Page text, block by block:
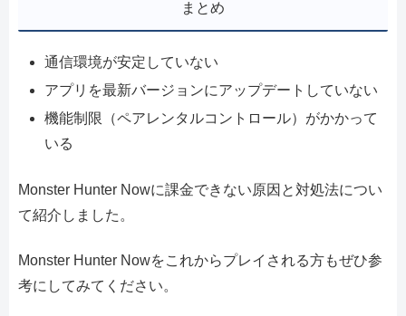
まとめ
通信環境が安定していない
アプリを最新バージョンにアップデートしていない
機能制限（ペアレンタルコントロール）がかかって
いる
Monster Hunter Nowに課金できない原因と対処法につい
て紹介しました。
Monster Hunter Nowをこれからプレイされる方もぜひ参
考にしてみてください。